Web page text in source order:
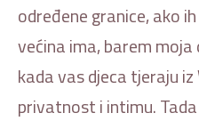
određene granice, ako
većina ima, barem
kada vas djeca tjeraju
privatnost i intimu.